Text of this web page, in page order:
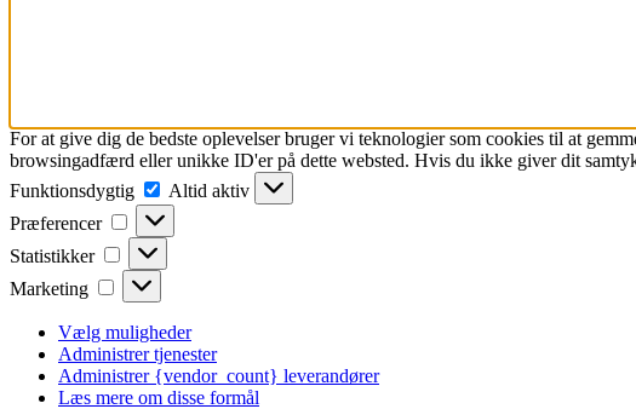
For at give dig de bedste oplevelser bruger vi teknologier som cookies til at
browsingadfærd eller unikke ID'er på dette websted. Hvis du ikke giver dit
Funktionsdygtig
Funktionsdygtig
Altid aktiv
Præferencer
Præferencer
Statistikker Statistikker
Marketing Marketing
Vælg muligheder
Administrer tjenester
Administrer {vendor_count} leverandører
Læs mere om disse formål